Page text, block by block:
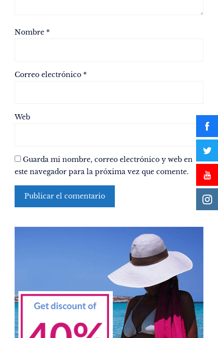
Nombre *
Correo electrónico *
Web
Guarda mi nombre, correo electrónico y web en
este navegador para la próxima vez que comente.